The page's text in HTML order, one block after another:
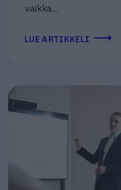
vaikka...
LUE ARTIKKELI ⟶